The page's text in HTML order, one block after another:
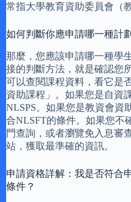
常指大學教育資助委員會（
如何判斷你應申請哪一種計
那麼，您應該申請哪一種學
接的判斷方法，就是確認您
可以查閱課程資料，看它是
資助課程」。如果您是自資
NLSPS。如果您是教資會資
合NLSFT的條件。如果您不
門查詢，或者瀏覽免入息審
站，獲取最準確的資訊。
申請資格詳解：我是否符合
條件？